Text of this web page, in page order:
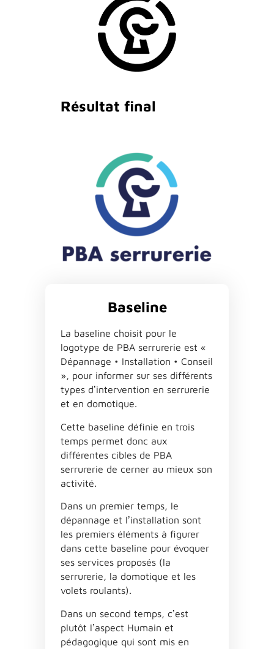
Résultat final
Baseline
La baseline choisit pour le
logotype de PBA serrurerie est «
Dépannage • Installation • Conseil
», pour informer sur ses différents
types dʼintervention en serrurerie
et en domotique.
Cette baseline définie en trois
temps permet donc aux
différentes cibles de PBA
serrurerie de cerner au mieux son
activité.
Dans un premier temps, le
dépannage et lʼinstallation sont
les premiers éléments à figurer
dans cette baseline pour évoquer
ses services proposés (la
serrurerie, la domotique et les
volets roulants).
Dans un second temps, cʼest
plutôt lʼaspect Humain et
pédagogique qui sont mis en